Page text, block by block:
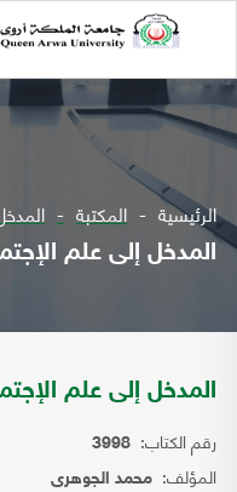
الرئيسية المكتبة
المدخل إلى علم
المدخل إلى علم
رقم الكتاب: 3998
المؤلف: محمد الجوهرى